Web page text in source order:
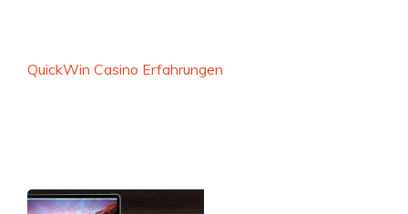
QuickWin Casino Erfahrungen